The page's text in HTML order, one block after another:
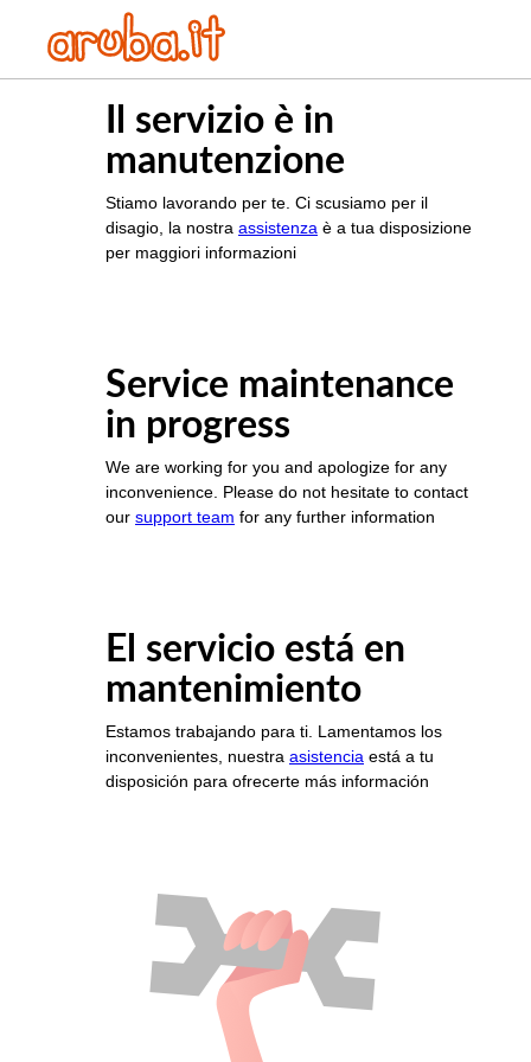
Il servizio è in
manutenzione
Stiamo lavorando per te. Ci scusiamo per il
disagio, la nostra assistenza è a tua disposizione
per maggiori informazioni
Service maintenance
in progress
We are working for you and apologize for any
inconvenience. Please do not hesitate to contact
our support team for any further information
El servicio está en
mantenimiento
Estamos trabajando para ti. Lamentamos los
inconvenientes, nuestra asistencia está a tu
disposición para ofrecerte más información